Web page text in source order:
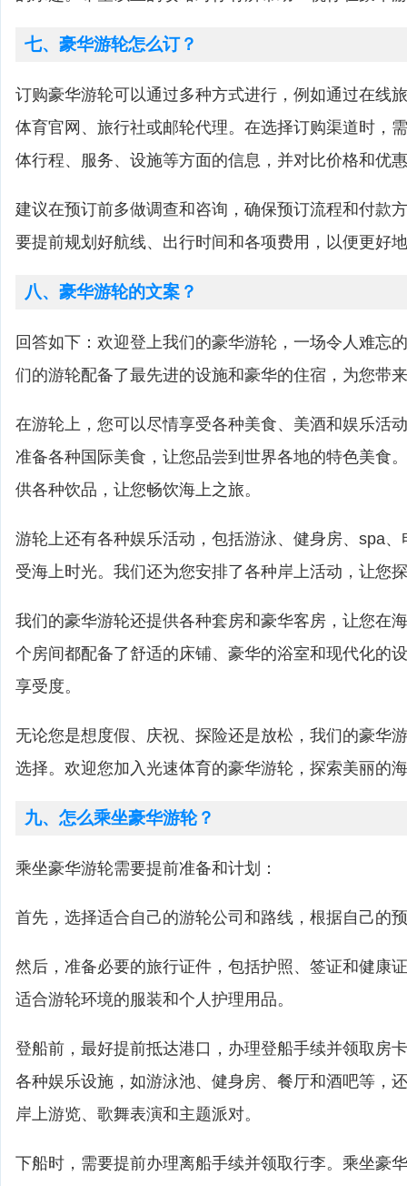
七、豪华游轮怎么订？
订购豪华游轮可以通过多种方式进行，例如通过在线
体育官网、旅行社或邮轮代理。在选择订购渠道时，
体行程、服务、设施等方面的信息，并对比价格和优
建议在预订前多做调查和咨询，确保预订流程和付款
要提前规划好航线、出行时间和各项费用，以便更好
八、豪华游轮的文案？
回答如下：欢迎登上我们的豪华游轮，一场令人难忘
们的游轮配备了最先进的设施和豪华的住宿，为您带
在游轮上，您可以尽情享受各种美食、美酒和娱乐活
准备各种国际美食，让您品尝到世界各地的特色美食
供各种饮品，让您畅饮海上之旅。
游轮上还有各种娱乐活动，包括游泳、健身房、spa
受海上时光。我们还为您安排了各种岸上活动，让您
我们的豪华游轮还提供各种套房和豪华客房，让您在
个房间都配备了舒适的床铺、豪华的浴室和现代化的
享受度。
无论您是想度假、庆祝、探险还是放松，我们的豪华
选择。欢迎您加入光速体育的豪华游轮，探索美丽的
九、怎么乘坐豪华游轮？
乘坐豪华游轮需要提前准备和计划：
首先，选择适合自己的游轮公司和路线，根据自己的
然后，准备必要的旅行证件，包括护照、签证和健康
适合游轮环境的服装和个人护理用品。
登船前，最好提前抵达港口，办理登船手续并领取房
各种娱乐设施，如游泳池、健身房、餐厅和酒吧等，
岸上游览、歌舞表演和主题派对。
下船时，需要提前办理离船手续并领取行李。乘坐豪